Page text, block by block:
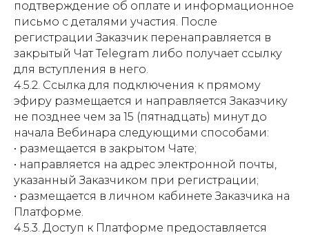
подтверждение об оплате и информационное
письмо с деталями участия. После
регистрации Заказчик перенаправляется в
закрытый Чат Telegram либо получает ссылку
для вступления в него.
4.5.2. Ссылка для подключения к прямому
эфиру размещается и направляется Заказчику
не позднее чем за 15 (пятнадцать) минут до
начала Вебинара следующими способами:
• размещается в закрытом Чате;
• направляется на адрес электронной почты,
указанный Заказчиком при регистрации;
• размещается в личном кабинете Заказчика на
Платформе.
4.5.3. Доступ к Платформе предоставляется